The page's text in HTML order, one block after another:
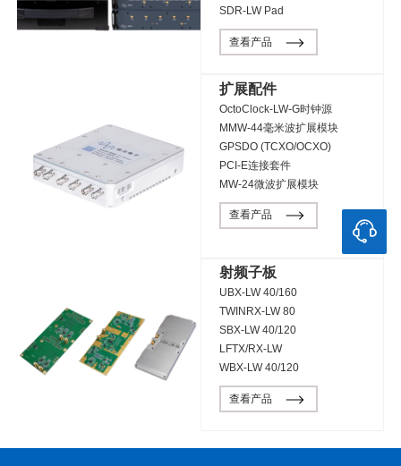
SDR-LW Pad
查看产品
扩展配件
OctoClock-LW-G时钟源
MMW-44毫米波扩展模块
GPSDO (TCXO/OCXO)
PCI-E连接套件
MW-24微波扩展模块
查看产品
射频子板
UBX-LW 40/160
TWINRX-LW 80
SBX-LW 40/120
LFTX/RX-LW
WBX-LW 40/120
查看产品